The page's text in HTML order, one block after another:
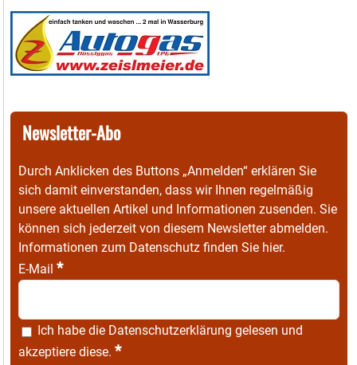
Newsletter-Abo
Durch Anklicken des Buttons „Anmelden“ erklären Sie
sich damit einverstanden, dass wir Ihnen regelmäßig
unsere aktuellen Artikel und Informationen zusenden. Sie
können sich jederzeit von diesem Newsletter abmelden.
Informationen zum Datenschutz finden Sie hier.
E-Mail *
Ich habe die Datenschutzerklärung gelesen und
akzeptiere diese. *